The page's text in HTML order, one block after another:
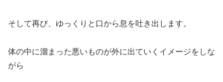
そして再び、ゆっくりと口から息を吐き出します。
体の中に溜まった悪いものが外に出ていくイメージをしな
がら